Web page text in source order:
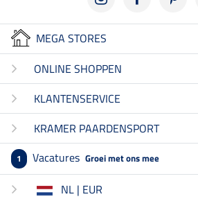
MEGA STORES
ONLINE SHOPPEN
KLANTENSERVICE
KRAMER PAARDENSPORT
1 Vacatures Groei met ons mee
NL | EUR